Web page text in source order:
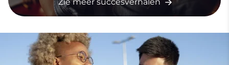
Zie meer succesverhalen